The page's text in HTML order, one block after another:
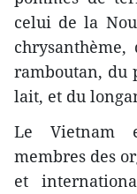
celui de la
ramboutan, ​du
lait, et du
Le Vietnam
membres des
et